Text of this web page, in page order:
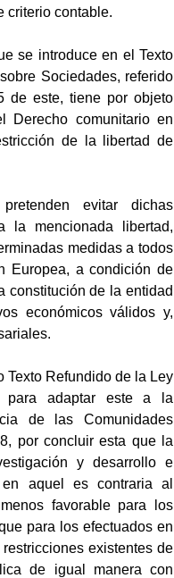
criterio contable.
se introduce en el Texto
Sociedades, referido
de este, tiene por objeto
Derecho comunitario en
de la libertad de
evitar dichas
la mencionada libertad,
medidas a todos
Europea, a condición de
constitución de la entidad
económicos válidos y,
Texto Refundido de la Ley
para adaptar este a la
de las Comunidades
por concluir esta que la
y desarrollo e
aquel es contraria al
favorable para los
para los efectuados en
existentes de
de igual manera con